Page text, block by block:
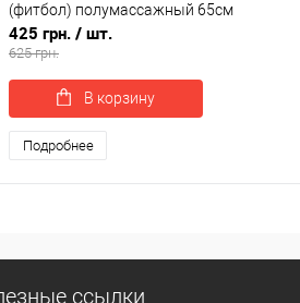
(фитбол) полумассажный 65см
OSPORT (MS 1652)
425 грн. / шт.
625 грн.
В корзину
Подробнее
ссылки